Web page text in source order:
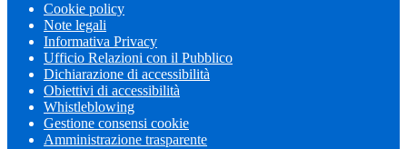
Cookie policy
Note legali
Informativa Privacy
Ufficio Relazioni con il Pubblico
Dichiarazione di accessibilità
Obiettivi di accessibilità
Whistleblowing
Gestione consensi cookie
Amministrazione trasparente